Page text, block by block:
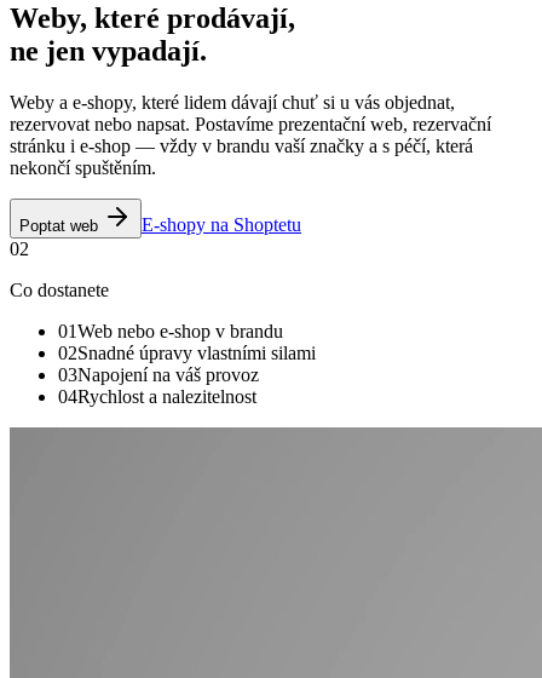
Weby, které prodávají,
ne jen vypadají.
Weby a e-shopy, které lidem dávají chuť si u vás objednat,
rezervovat nebo napsat. Postavíme prezentační web, rezervační
stránku i e-shop — vždy v brandu vaší značky a s péčí, která
nekončí spuštěním.
Poptat web
E-shopy na Shoptetu
02
Co dostanete
01Web nebo e-shop v brandu
02Snadné úpravy vlastními silami
03Napojení na váš provoz
04Rychlost a nalezitelnost